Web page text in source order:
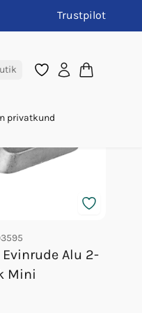
Trustpilot
privatkund
Evinrude Alu 2-
Mini